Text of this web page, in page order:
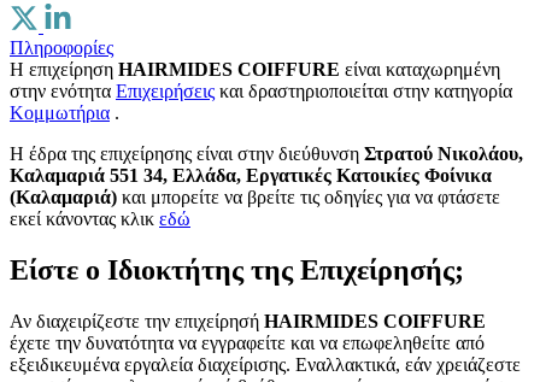
Πληροφορίες
Η επιχείρηση ΗΑΙRMΙDΕS COΙFFURE είναι καταχωρημένη
στην ενότητα Επιχειρήσεις και δραστηριοποιείται στην κατηγορία
Κομμωτήρια .
H έδρα της επιχείρησης είναι στην διεύθυνση Στρατού Νικολάου,
Καλαμαριά 551 34, Ελλάδα, Εργατικές Κατοικίες Φοίνικα
(Καλαμαριά) και μπορείτε να βρείτε τις οδηγίες για να φτάσετε
εκεί κάνοντας κλικ εδώ
Είστε ο Ιδιοκτήτης της Επιχείρησής;
Αν διαχειρίζεστε την επιχείρησή ΗΑΙRMΙDΕS COΙFFURE
έχετε την δυνατότητα να εγγραφείτε και να επωφεληθείτε από
εξειδικευμένα εργαλεία διαχείρισης. Εναλλακτικά, εάν χρειάζεστε